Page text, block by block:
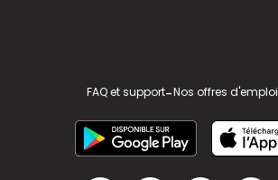
FAQ et support-Nos offres d'emploi